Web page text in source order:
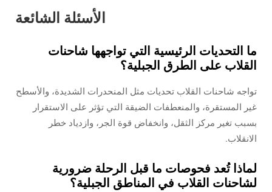
الأسئلة الشائعة
ما التحديات الرئيسية التي تواجهها شاحنات
القلاب على الطرق الجبلية؟
تواجه شاحنات القلاب تحديات مثل المنحدرات الشديدة، والأسطح
غير المستقرة، والمنعطفات الضيقة التي تؤثر على الاستقرار
بسبب تغير مركز الثقل، وانخفاض قوة الجر، وازدياد خطر
الانقلاب.
لماذا تُعد فحوصات ما قبل الرحلة ضرورية
لشاحنات القلاب في المناطق الجبلية؟